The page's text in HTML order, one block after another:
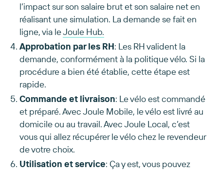
l’impact sur son salaire brut et son salaire net en
réalisant une simulation. La demande se fait en
ligne, via leJoule Hub.
Approbation par les RH: Les RH valident la
demande, conformément à la politique vélo. Si la
procédure a bien été établie, cette étape est
rapide.
Commande et livraison: Le vélo est commandé
et préparé. Avec Joule Mobile, le vélo est livré au
domicile ou au travail. Avec Joule Local, c’est
vous qui allez récupérer le vélo chez le revendeur
de votre choix.
Utilisation et service: Ça y est, vous pouvez